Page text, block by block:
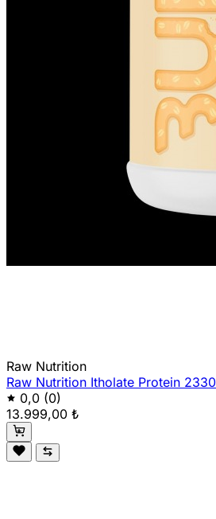
Raw Nutrition
Raw Nutrition Itholate Protein
0,0 (0)
13.999,00 ₺